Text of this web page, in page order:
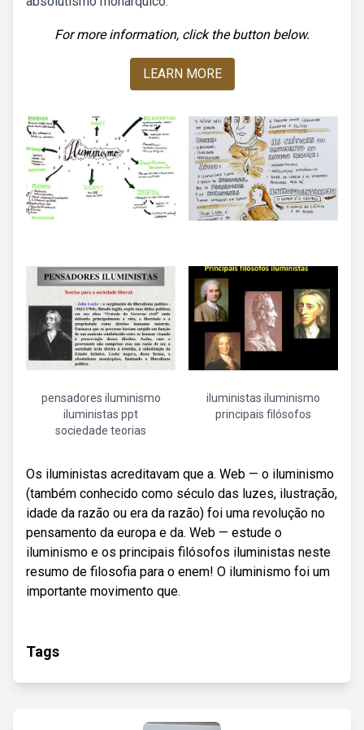
For more information, click the button below.
LEARN MORE
pensadores iluminismo
iluministas ppt
sociedade teorias
iluministas iluminismo
principais filósofos
Os iluministas acreditavam que a. Web — o iluminismo
(também conhecido como século das luzes, ilustração,
idade da razão ou era da razão) foi uma revolução no
pensamento da europa e da. Web — estude o
iluminismo e os principais filósofos iluministas neste
resumo de filosofia para o enem! O iluminismo foi um
importante movimento que.
Tags